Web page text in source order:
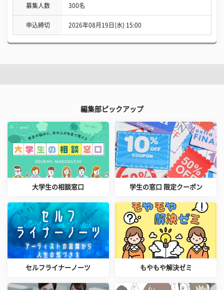
募集人数 300名
申込締切 2026年08月19日(水) 15:00
編集部ピックアップ
大学生の相談窓口 学生の窓口 限定クーポン
セルフライナーノーツ もやもや解決ゼミ